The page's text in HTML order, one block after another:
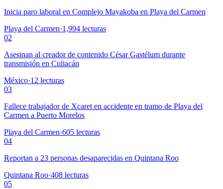
Inicia paro laboral en Complejo Mayakoba en Playa del Carmen
Playa del Carmen·1,994 lecturas
02
Asesinan al creador de contenido César Gastélum durante
transmisión en Culiacán
México·12 lecturas
03
Fallece trabajador de Xcaret en accidente en tramo de Playa del
Carmen a Puerto Morelos
Playa del Carmen·605 lecturas
04
Reportan a 23 personas desaparecidas en Quintana Roo
Quintana Roo·408 lecturas
05